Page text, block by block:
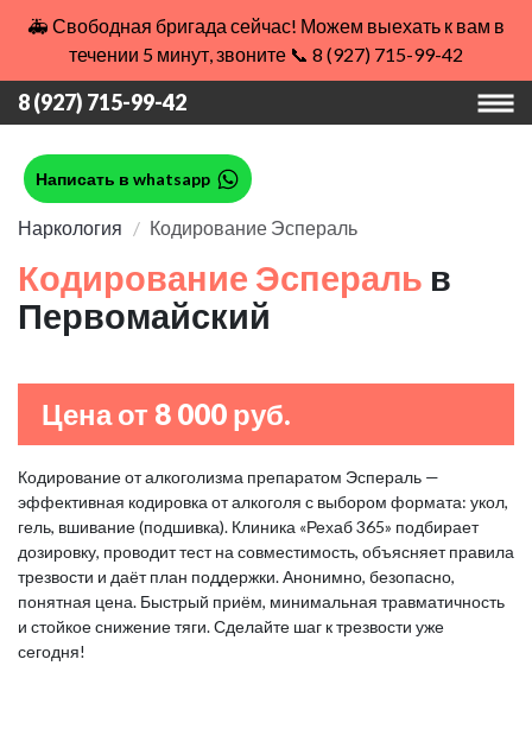
🚑 Свободная бригада сейчас! Можем выехать к вам в
течении 5 минут, звоните 📞 8 (927) 715-99-42
8 (927) 715-99-42
Написать в whatsapp
Наркология Кодирование Эспераль
Кодирование Эспераль в
Первомайский
Цена от 8 000 руб.
Кодирование от алкоголизма препаратом Эспераль —
эффективная кодировка от алкоголя с выбором формата: укол,
гель, вшивание (подшивка). Клиника «Рехаб 365» подбирает
дозировку, проводит тест на совместимость, объясняет правила
трезвости и даёт план поддержки. Анонимно, безопасно,
понятная цена. Быстрый приём, минимальная травматичность
и стойкое снижение тяги. Сделайте шаг к трезвости уже
сегодня!